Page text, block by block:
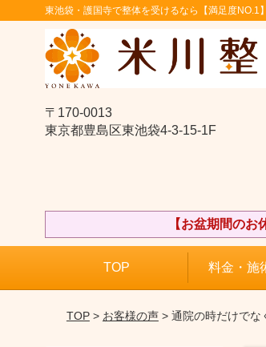
東池袋・護国寺で整体を受けるなら【満足度NO.1
〒170-0013
東京都豊島区東池袋4-3-15-1F
【お盆期間の
TOP 料金・施
TOP> お客様の声> 通院の時だけでな